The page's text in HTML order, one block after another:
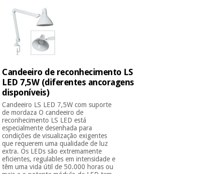
Candeeiro de reconhecimento LS
LED 7,5W (diferentes ancoragens
disponíveis)
Candeeiro LS LED 7,5W com suporte
de mordaza O candeeiro de
reconhecimento LS LED está
especialmente desenhada para
condições de visualização exigentes
que requerem uma qualidade de luz
extra. Os LEDs são extremamente
eficientes, regulables em intensidade e
têm uma vida útil de 50.000 horas ou